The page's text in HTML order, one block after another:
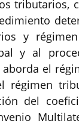
tributarios,
y
y al
el
régimen
del